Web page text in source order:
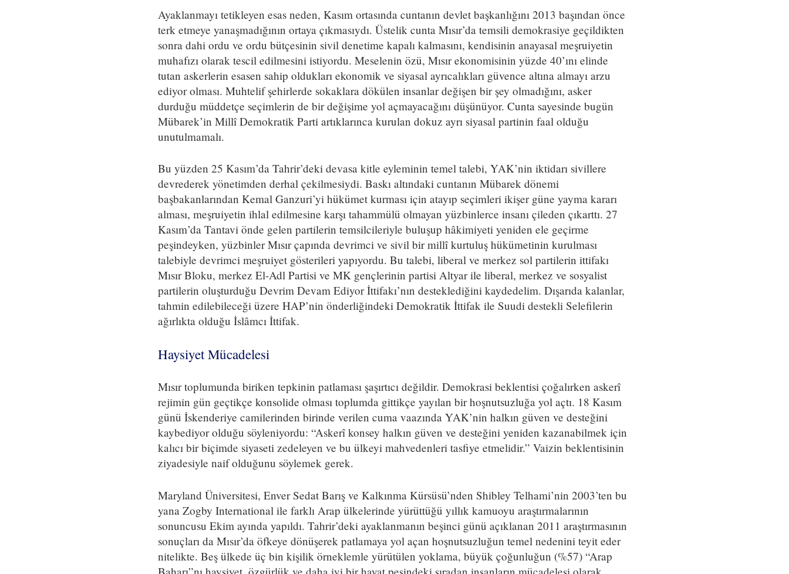
Ayaklanmayı tetikleyen esas neden, Kasım ortasında cuntanın devlet başkanlığını 2013 başından önce
terk etmeye yanaşmadığının ortaya çıkmasıydı. Üstelik cunta Mısır’da temsili demokrasiye geçildikten
sonra dahi ordu ve ordu bütçesinin sivil denetime kapalı kalmasını, kendisinin anayasal meşruiyetin
muhafızı olarak tescil edilmesini istiyordu. Meselenin özü, Mısır ekonomisinin yüzde 40’ını elinde
tutan askerlerin esasen sahip oldukları ekonomik ve siyasal ayrıcalıkları güvence altına almayı arzu
ediyor olması. Muhtelif şehirlerde sokaklara dökülen insanlar değişen bir şey olmadığını, asker
durduğu müddetçe seçimlerin de bir değişime yol açmayacağını düşünüyor. Cunta sayesinde bugün
Mübarek’in Millî Demokratik Parti artıklarınca kurulan dokuz ayrı siyasal partinin faal olduğu
unutulmamalı.
Bu yüzden 25 Kasım’da Tahrir’deki devasa kitle eyleminin temel talebi, YAK’nin iktidarı sivillere
devrederek yönetimden derhal çekilmesiydi. Baskı altındaki cuntanın Mübarek dönemi
başbakanlarından Kemal Ganzuri’yi hükümet kurması için atayıp seçimleri ikişer güne yayma kararı
alması, meşruiyetin ihlal edilmesine karşı tahammülü olmayan yüzbinlerce insanı çileden çıkarttı. 27
Kasım’da Tantavi önde gelen partilerin temsilcileriyle buluşup hâkimiyeti yeniden ele geçirme
peşindeyken, yüzbinler Mısır çapında devrimci ve sivil bir millî kurtuluş hükümetinin kurulması
talebiyle devrimci meşruiyet gösterileri yapıyordu. Bu talebi, liberal ve merkez sol partilerin ittifakı
Mısır Bloku, merkez El-Adl Partisi ve MK gençlerinin partisi Altyar ile liberal, merkez ve sosyalist
partilerin oluşturduğu Devrim Devam Ediyor İttifakı’nın desteklediğini kaydedelim. Dışarıda kalanlar,
tahmin edilebileceği üzere HAP’nin önderliğindeki Demokratik İttifak ile Suudi destekli Selefilerin
ağırlıkta olduğu İslâmcı İttifak.
Haysiyet Mücadelesi
Mısır toplumunda biriken tepkinin patlaması şaşırtıcı değildir. Demokrasi beklentisi çoğalırken askerî
rejimin gün geçtikçe konsolide olması toplumda gittikçe yayılan bir hoşnutsuzluğa yol açtı. 18 Kasım
günü İskenderiye camilerinden birinde verilen cuma vaazında YAK’nin halkın güven ve desteğini
kaybediyor olduğu söyleniyordu: “Askerî konsey halkın güven ve desteğini yeniden kazanabilmek için
kalıcı bir biçimde siyaseti zedeleyen ve bu ülkeyi mahvedenleri tasfiye etmelidir.” Vaizin beklentisinin
ziyadesiyle naif olduğunu söylemek gerek.
Maryland Üniversitesi, Enver Sedat Barış ve Kalkınma Kürsüsü’nden Shibley Telhami’nin 2003’ten bu
yana Zogby International ile farklı Arap ülkelerinde yürüttüğü yıllık kamuoyu araştırmalarının
sonuncusu Ekim ayında yapıldı. Tahrir’deki ayaklanmanın beşinci günü açıklanan 2011 araştırmasının
sonuçları da Mısır’da öfkeye dönüşerek patlamaya yol açan hoşnutsuzluğun temel nedenini teyit eder
nitelikte. Beş ülkede üç bin kişilik örneklemle yürütülen yoklama, büyük çoğunluğun (%57) “Arap